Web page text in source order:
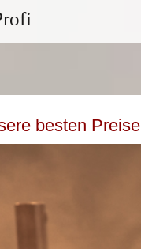
besten Preise